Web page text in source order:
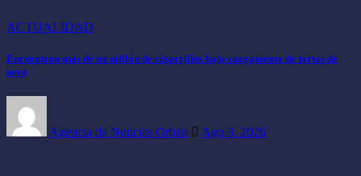
ACTUALIDAD
Encuentran más de un millón de cigarrillos bajo cargamento de tortas de
soya
Agencia de Noticias Orbita Ago 3, 2026